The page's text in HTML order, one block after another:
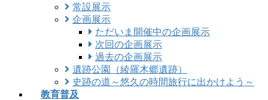
常設展示
企画展示
ただいま開催中の企画展示
次回の企画展示
過去の企画展示
遺跡公園（綾羅木郷遺跡）
史跡の道～悠久の時間旅行に出かけよう～
教育普及